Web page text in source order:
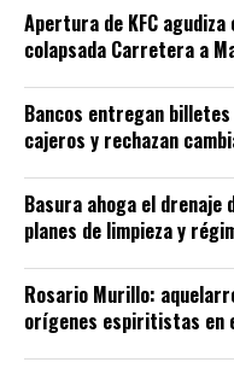
Apertura de KFC
colapsada Carretera a
Bancos entregan
cajeros y rechazan
Basura ahoga el drenaje
planes de limpieza y
Rosario Murillo:
orígenes espiritistas en